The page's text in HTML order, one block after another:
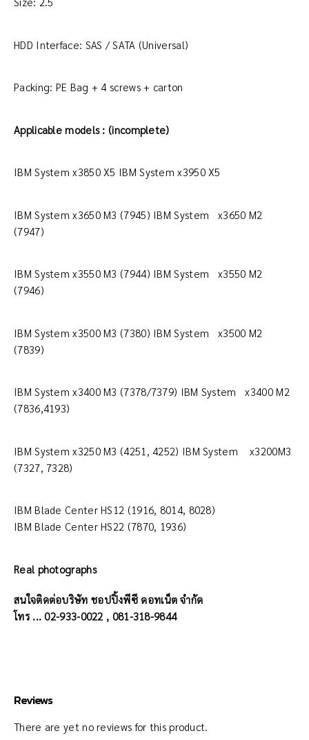
HDD Interface: SAS / SATA (Universal)
Packing: PE Bag + 4 screws + carton
Applicable models : (incomplete)
IBM System x3850 X5 IBM System x3950 X5
IBM System x3650 M3 (7945) IBM System x3650 M2
(7947)
IBM System x3550 M3 (7944) IBM System x3550 M2
(7946)
IBM System x3500 M3 (7380) IBM System x3500 M2
(7839)
IBM System x3400 M3 (7378/7379) IBM System x3400 M2
(7836,4193)
IBM System x3250 M3 (4251, 4252) IBM System x3200M3
(7327, 7328)
IBM Blade Center HS12 (1916, 8014, 8028)
IBM Blade Center HS22 (7870, 1936)
Real photographs
สนใจติดต่อบริษัท ชอปปิ้งพีซี ดอทเน็ต จำกัด
โทร ... 02-933-0022 , 081-318-9844
Reviews
There are yet no reviews for this product.